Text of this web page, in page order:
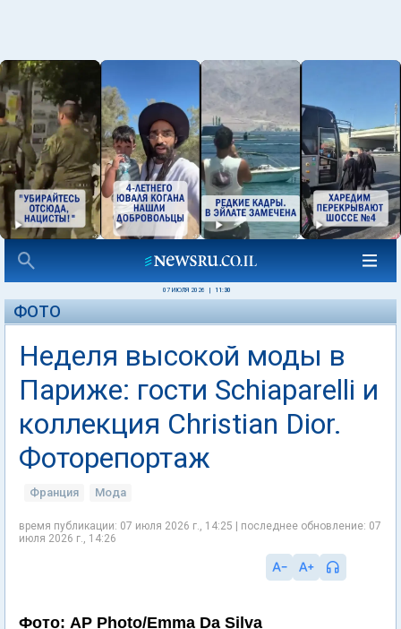
07 ИЮЛЯ 2026 11:30
ФОТО
Неделя высокой моды в
Париже: гости Schiaparelli и
коллекция Christian Dior.
Фоторепортаж
Франция Мода
время публикации: 07 июля 2026 г., 14:25 | последнее обновление: 07
июля 2026 г., 14:26
Фото: AP Photo/Emma Da Silva